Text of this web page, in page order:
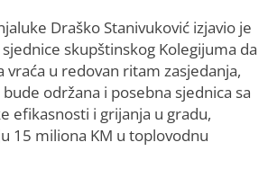
Draško Stanivuković izjavio je
skupštinskog Kolegijuma da
vraća u redovan ritam zasjedanja,
održana i posebna sjednica sa
efikasnosti i grijanja u gradu,
15 miliona KM u toplovodnu